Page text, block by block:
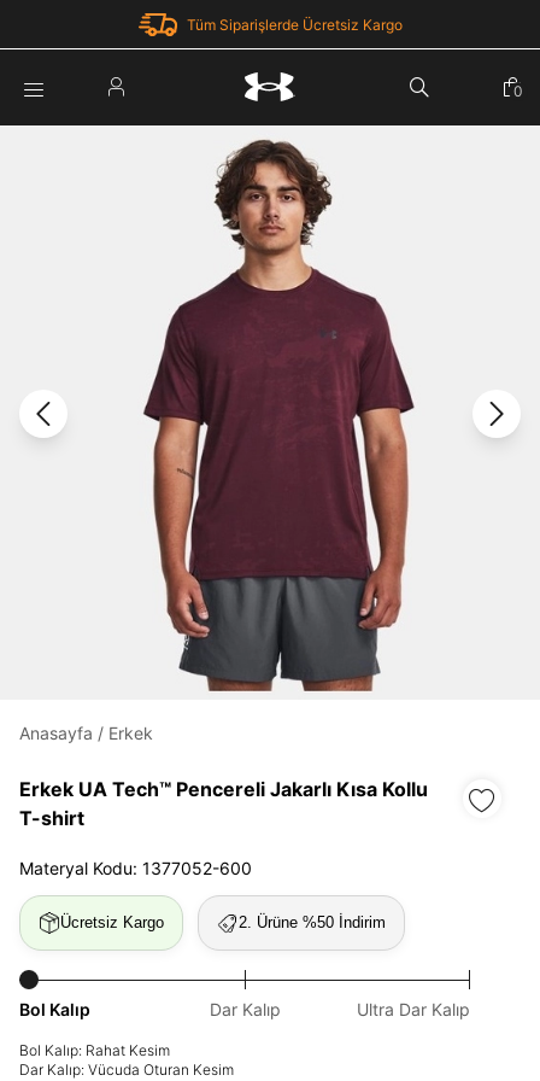
Tüm Siparişlerde Ücretsiz Kargo
Şifremi Unuttum
Under Armour'da yeni misiniz? Kayıt Ol
Üye Olmadan Devam Et
0
Anasayfa / Erkek
Erkek UA Tech™ Pencereli Jakarlı Kısa Kollu
T-shirt
Materyal Kodu: 1377052-600
Ücretsiz Kargo 2. Ürüne %50 İndirim
Bol Kalıp Dar Kalıp Ultra Dar Kalıp
Bol Kalıp: Rahat Kesim
Dar Kalıp: Vücuda Oturan Kesim
Parola Yenileme
Parolayı Yenile
Zaten hesabın var mı? Giriş yap
Daha hızlı ödeme. Hızlı sipariş takibi.
Giriş Yap Kayıt Ol
Şifre
göster
Beni Hatırla